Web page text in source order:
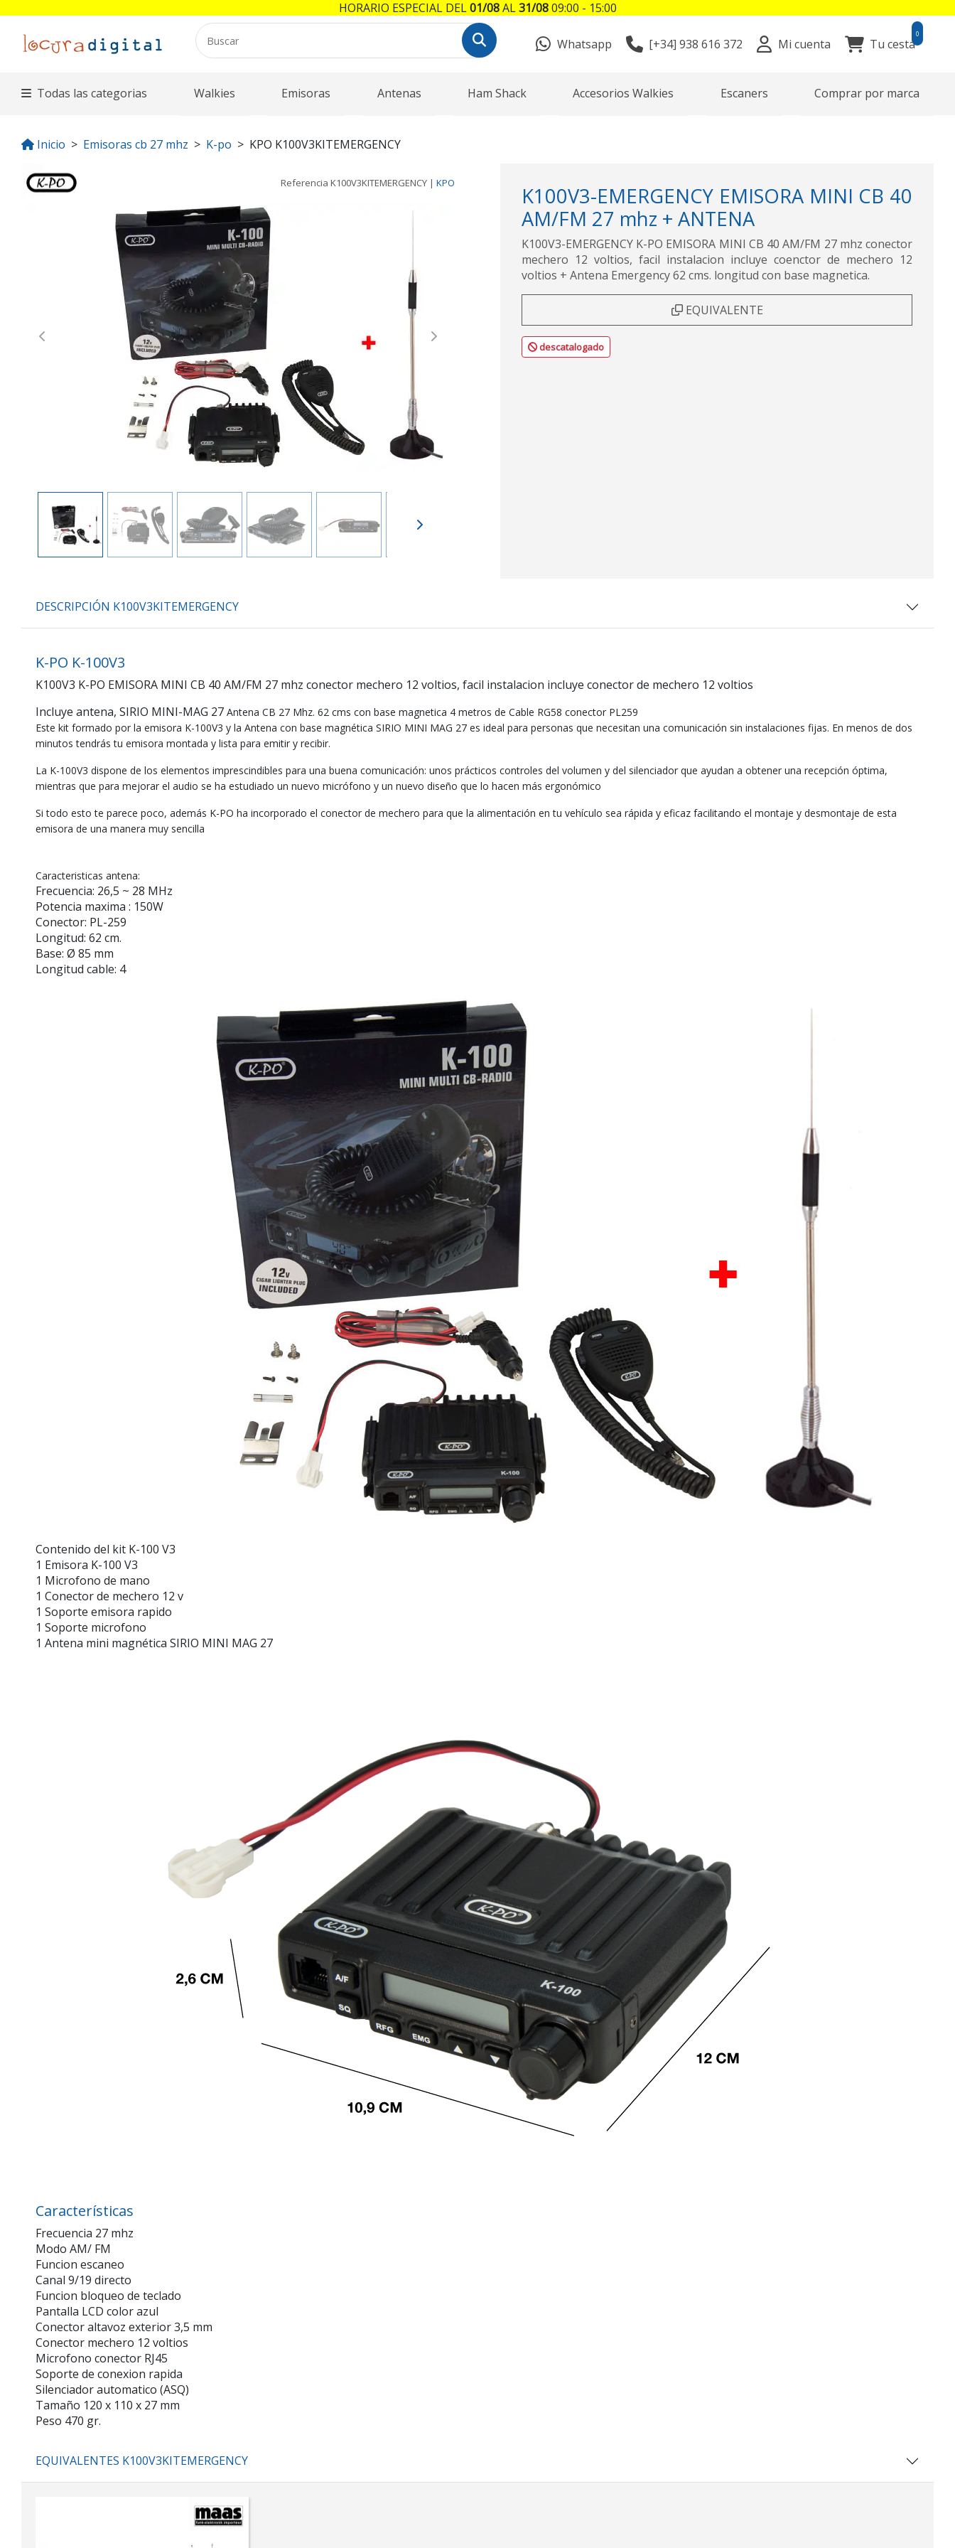
Whatsapp [+34] 938 616 372 Mi cuenta Tu cesta
0
Todas las categorias Walkies Emisoras Antenas Ham Shack Accesorios Walkies Escaners Comprar por marca
Inicio Emisoras cb 27 mhz K-po KPO K100V3KITEMERGENCY
Referencia K100V3KITEMERGENCY | KPO
Previous Next
K100V3-EMERGENCY EMISORA MINI CB 40
AM/FM 27 mhz + ANTENA
K100V3-EMERGENCY K-PO EMISORA MINI CB 40 AM/FM 27 mhz conector
mechero 12 voltios, facil instalacion incluye coenctor de mechero 12
voltios + Antena Emergency 62 cms. longitud con base magnetica.
EQUIVALENTE
descatalogado
DESCRIPCIÓN K100V3KITEMERGENCY
K-PO K-100V3
K100V3 K-PO EMISORA MINI CB 40 AM/FM 27 mhz conector mechero 12 voltios, facil instalacion incluye conector de mechero 12 voltios
Incluye antena, SIRIO MINI-MAG 27 Antena CB 27 Mhz. 62 cms con base magnetica 4 metros de Cable RG58 conector PL259
Este kit formado por la emisora K-100V3 y la Antena con base magnética SIRIO MINI MAG 27 es ideal para personas que necesitan una comunicación sin instalaciones fijas. En menos de dos
minutos tendrás tu emisora montada y lista para emitir y recibir.
La K-100V3 dispone de los elementos imprescindibles para una buena comunicación: unos prácticos controles del volumen y del silenciador que ayudan a obtener una recepción óptima,
mientras que para mejorar el audio se ha estudiado un nuevo micrófono y un nuevo diseño que lo hacen más ergonómico
Si todo esto te parece poco, además K-PO ha incorporado el conector de mechero para que la alimentación en tu vehículo sea rápida y eficaz facilitando el montaje y desmontaje de esta
emisora de una manera muy sencilla
Caracteristicas antena:
Frecuencia: 26,5 ~ 28 MHz
Potencia maxima : 150W
Conector: PL-259
Longitud: 62 cm.
Base: Ø 85 mm
Longitud cable: 4
Contenido del kit K-100 V3
1 Emisora K-100 V3
1 Microfono de mano
1 Conector de mechero 12 v
1 Soporte emisora rapido
1 Soporte microfono
1 Antena mini magnética SIRIO MINI MAG 27
Características
Frecuencia 27 mhz
Modo AM/ FM
Funcion escaneo
Canal 9/19 directo
Funcion bloqueo de teclado
Pantalla LCD color azul
Conector altavoz exterior 3,5 mm
Conector mechero 12 voltios
Microfono conector RJ45
Soporte de conexion rapida
Silenciador automatico (ASQ)
Tamaño 120 x 110 x 27 mm
Peso 470 gr.
EQUIVALENTES K100V3KITEMERGENCY
HORARIO ESPECIAL DEL01/08AL31/0809:00 - 15:00